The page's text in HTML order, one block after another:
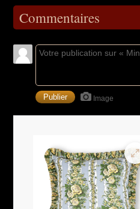
Commentaires
Image